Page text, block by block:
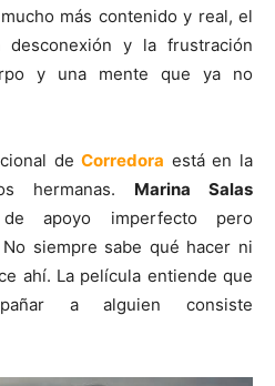
más contenido y real, el
desconexión y la frustración
y una mente que ya no
deCorredora está en la
hermanas. Marina Salas
apoyo imperfecto pero
siempre sabe qué hacer ni
ahí. La película entiende que
a alguien consiste